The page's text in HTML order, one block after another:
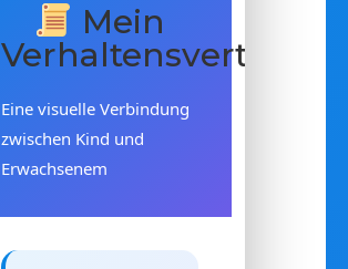
Mein
Verhaltensvertrag
Eine visuelle Verbindung
zwischen Kind und
Erwachsenem